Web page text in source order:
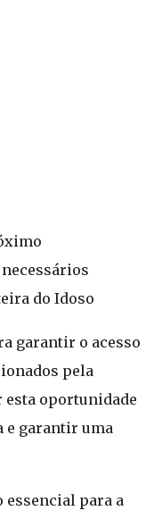
do Idoso
garantir o acesso
pela
esta oportunidade
e garantir uma
essencial para a